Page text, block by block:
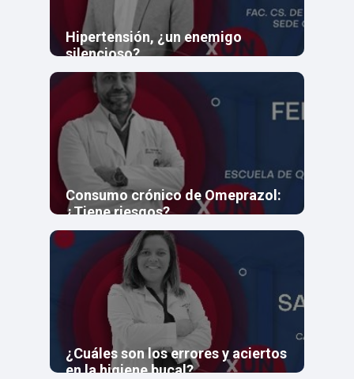
Hipertensión, ¿un enemigo
silencioso?
Consumo crónico de Omeprazol:
¿Tiene riesgos?
¿Cuáles son los errores y aciertos
en la higiene bucal?